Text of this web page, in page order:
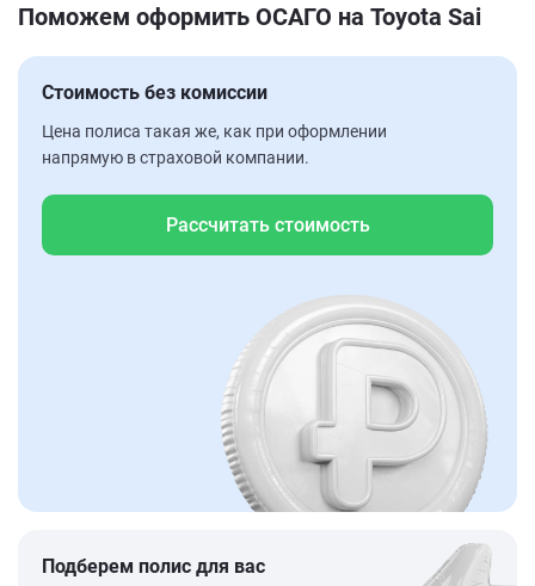
Поможем оформить ОСАГО на Toyota Sai
Стоимость без комиссии
Цена полиса такая же, как при оформлении
напрямую в страховой компании.
Рассчитать стоимость
Подберем полис для вас